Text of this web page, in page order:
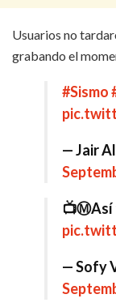
Usuarios no
grabando el
#Sismo
— Jair
📺Ⓜ️Así
— Sofy